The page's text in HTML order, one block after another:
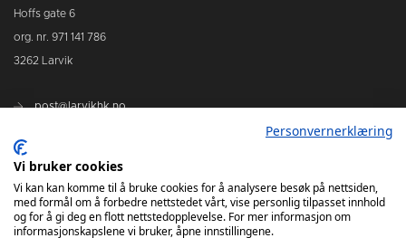
Hoffs gate 6
org. nr. 971 141 786
3262 Larvik
post@larvikhk.no
Personvernerklæring
Vi bruker cookies
Vi kan kan komme til å bruke cookies for å analysere besøk på nettsiden,
med formål om å forbedre nettstedet vårt, vise personlig tilpasset innhold
og for å gi deg en flott nettstedopplevelse. For mer informasjon om
informasjonskapslene vi bruker, åpne innstillingene.